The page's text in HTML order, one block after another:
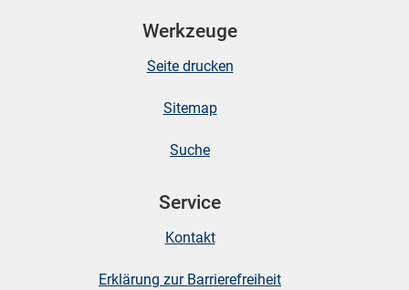
Werkzeuge
Seite drucken
Sitemap
Suche
Service
Kontakt
Erklärung zur Barrierefreiheit